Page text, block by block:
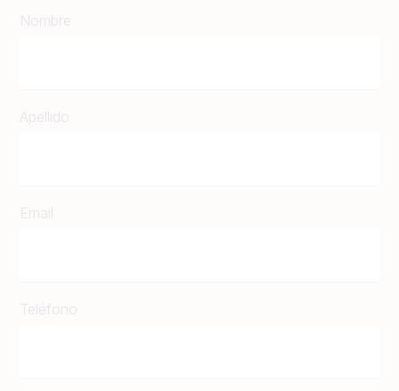
Nombre
Apellido
Email
Teléfono